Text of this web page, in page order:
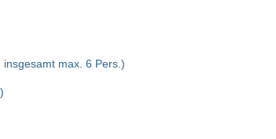
max. 6 Pers.)